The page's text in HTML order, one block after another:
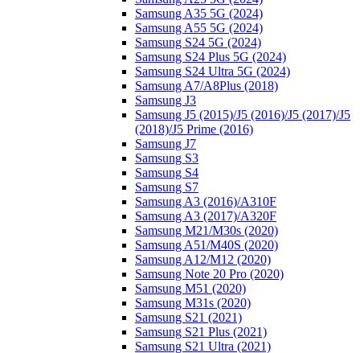
Samsung A35 5G (2024)
Samsung A55 5G (2024)
Samsung S24 5G (2024)
Samsung S24 Plus 5G (2024)
Samsung S24 Ultra 5G (2024)
Samsung A7/A8Plus (2018)
Samsung J3
Samsung J5 (2015)/J5 (2016)/J5 (2017)/J5
(2018)/J5 Prime (2016)
Samsung J7
Samsung S3
Samsung S4
Samsung S7
Samsung A3 (2016)/A310F
Samsung A3 (2017)/A320F
Samsung M21/M30s (2020)
Samsung A51/M40S (2020)
Samsung A12/M12 (2020)
Samsung Note 20 Pro (2020)
Samsung M51 (2020)
Samsung M31s (2020)
Samsung S21 (2021)
Samsung S21 Plus (2021)
Samsung S21 Ultra (2021)